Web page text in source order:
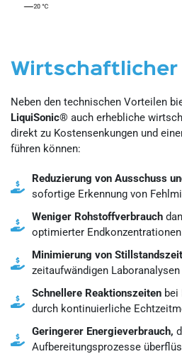
Wirtschaftlicher
Neben den technischen Vorteilen
LiquiSonic® auch erhebliche
direkt zu Kostensenkungen und
führen können:
Reduzierung von Ausschuss
sofortige Erkennung von
Weniger Rohstoffverbrauch
optimierter Endkonzentrationen
Minimierung von
zeitaufwändigen
Schnellere Reaktionszeiten bei
durch kontinuierliche
Geringerer Energieverbrauch,
Aufbereitungsprozesse